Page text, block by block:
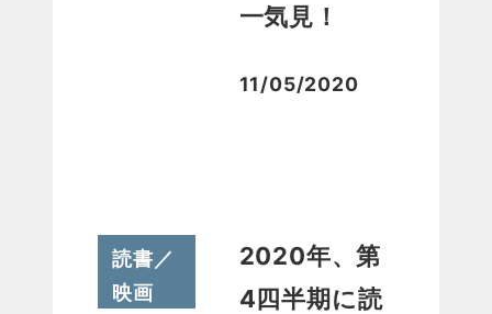
一気見！
投稿日
11/05/2020
読書／
映画
2020年、第
4四半期に読